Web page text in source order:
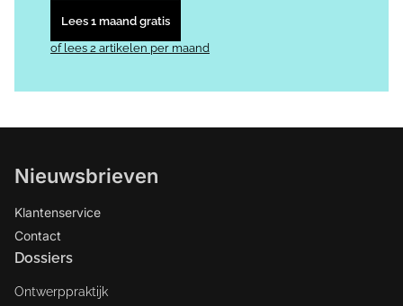
Lees 1 maand gratis
of lees 2 artikelen per maand
Nieuwsbrieven
Klantenservice
Contact
Dossiers
Ontwerppraktijk